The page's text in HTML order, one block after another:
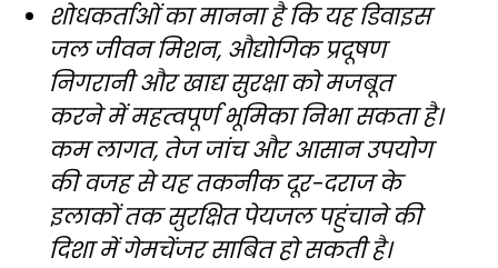
शोधकर्ताओं का मानना है कि यह डिवाइस
जल जीवन मिशन, औद्योगिक प्रदूषण
निगरानी और खाद्य सुरक्षा को मजबूत
करने में महत्वपूर्ण भूमिका निभा सकता है।
कम लागत, तेज जांच और आसान उपयोग
की वजह से यह तकनीक दूर-दराज के
इलाकों तक सुरक्षित पेयजल पहुंचाने की
दिशा में गेमचेंजर साबित हो सकती है।